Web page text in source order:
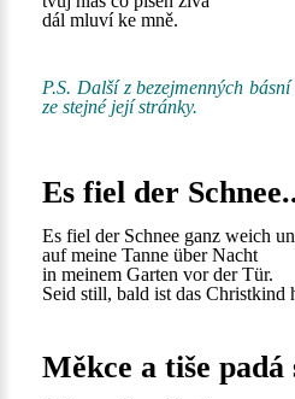
dál mluví ke mně.
P.S. Další z bezejmenných
ze stejné její stránky.
Es fiel der
Es fiel der Schnee ganz weich
auf meine Tanne über Nacht
in meinem Garten vor der Tür.
Seid still, bald ist das Christkind
Měkce a tiše padá